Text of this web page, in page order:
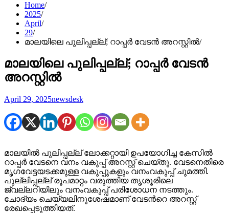
Home
2025
April
29
മാലയിലെ പുലിപ്പല്ല്; റാപ്പർ വേടൻ അറസ്റ്റിൽ
മാലയിലെ പുലിപ്പല്ല്; റാപ്പർ വേടൻ
അറസ്റ്റിൽ
April 29, 2025newsdesk
മാലയിൽ പുലിപ്പല്ല് ലോക്കറ്റായി ഉപയോഗിച്ച കേസിൽ
റാപ്പര്‍ വേടനെ വനം വകുപ്പ് അറസ്റ്റ് ചെയ്തു. വേടനെതിരെ
മൃഗവേട്ടയടക്കമുള്ള വകുപ്പുകളും വനംവകുപ്പ് ചുമത്തി.
പുല്ലിപ്പല്ല് രൂപമാറ്റം വരുത്തിയ തൃശൂരിലെ
ജ്വല്ലറിയിലും വനംവകുപ്പ് പരിശോധന നടത്തും.
ചോദ്യം ചെയ്യലിനുശേഷമാണ് വേടന്‍റെ അറസ്റ്റ്
രേഖപ്പെടുത്തിയത്.